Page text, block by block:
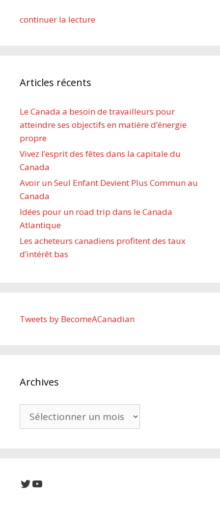
continuer la lecture
Articles récents
Le Canada a besoin de travailleurs pour
atteindre ses objectifs en matière d’énergie
propre
Vivez l’esprit des fêtes dans la capitale du
Canada
Avoir un Seul Enfant Devient Plus Commun au
Canada
Idées pour un road trip dans le Canada
Atlantique
Les acheteurs canadiens profitent des taux
d’intérêt bas
Tweets by BecomeACanadian
Archives
Archives
Twitter
YouTube